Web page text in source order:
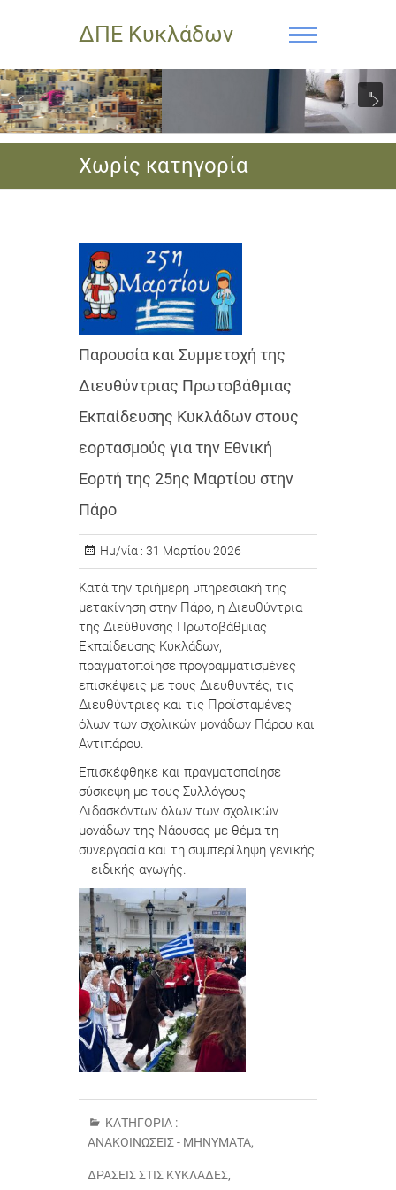
ΔΠΕ Κυκλάδων
Χωρίς κατηγορία
Παρουσία και Συμμετοχή της
Διευθύντριας Πρωτοβάθμιας
Εκπαίδευσης Κυκλάδων στους
εορτασμούς για την Εθνική
Εορτή της 25ης Μαρτίου στην
Πάρο
Ημ/νία : 31 Μαρτίου 2026
Κατά την τριήμερη υπηρεσιακή της
μετακίνηση στην Πάρο, η Διευθύντρια
της Διεύθυνσης Πρωτοβάθμιας
Εκπαίδευσης Κυκλάδων,
πραγματοποίησε προγραμματισμένες
επισκέψεις με τους Διευθυντές, τις
Διευθύντριες και τις Προϊσταμένες
όλων των σχολικών μονάδων Πάρου και
Αντιπάρου.
Επισκέφθηκε και πραγματοποίησε
σύσκεψη με τους Συλλόγους
Διδασκόντων όλων των σχολικών
μονάδων της Νάουσας με θέμα τη
συνεργασία και τη συμπερίληψη γενικής
– ειδικής αγωγής.
ΚΑΤΗΓΟΡΊΑ :
ΑΝΑΚΟΙΝΏΣΕΙΣ - ΜΗΝΎΜΑΤΑ,
ΔΡΆΣΕΙΣ ΣΤΙΣ ΚΥΚΛΆΔΕΣ,